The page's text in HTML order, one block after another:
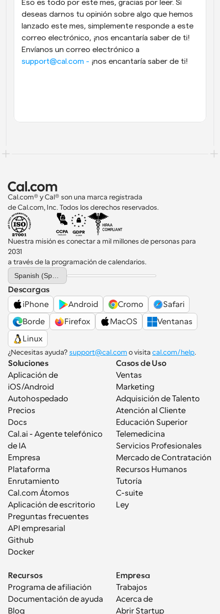
Eso es todo por este mes, gracias por leer. Si
deseas darnos tu opinión sobre algo que hemos
lanzado este mes, simplemente responde a este
correo electrónico, ¡nos encantaría saber de ti!
support@cal.com - ¡nos encantaría saber de ti!
Cal.com® y Cal® son una marca registrada
de Cal.com, Inc. Todos los derechos reservados.
Nuestra misión es conectar a mil millones de personas para
2031
a través de la programación de calendarios.
Select Language
Descargas
iPhone
Android Cromo
Safari
Borde
Firefox MacOS
Ventanas
Linux
¿Necesitas ayuda? support@cal.com o visita cal.com/help.
Soluciones
Aplicación de
iOS/Android
Autohospedado
Precios
Docs
Cal.ai - Agente telefónico
de IA
Empresa
Plataforma
Enrutamiento
Cal.com Átomos
Aplicación de escritorio
Preguntas frecuentes
API empresarial
Github
Docker
Casos de Uso
Ventas
Marketing
Adquisición de Talento
Atención al Cliente
Educación Superior
Telemedicina
Servicios Profesionales
Mercado de Contratación
Recursos Humanos
Tutoría
C-suite
Ley
Recursos
Programa de afiliación
Documentación de ayuda
Blog
Empresa
Trabajos
Acerca de
Abrir Startup